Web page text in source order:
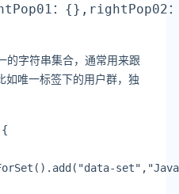
：{},rightPop02
的字符串集合，通常用来跟
如唯一标签下的用户群，独
"data-set" ,